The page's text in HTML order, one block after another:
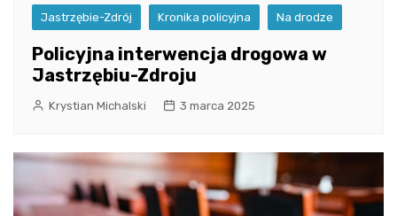
Jastrzębie-Zdrój Kronika policyjna Na drodze
Policyjna interwencja drogowa w
Jastrzębiu-Zdroju
Krystian Michalski 3 marca 2025